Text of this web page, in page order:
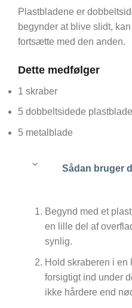
Plastbladene er
begynder at blive slidt,
fortsætte med den anden.
Dette medfølger
1 skraber
5 dobbeltsidede plastblade
5 metalblade
Sådan bruger
Begynd med et
en lille del af
synlig.
Hold skraberen i en
forsigtigt ind under
ikke hårdere end